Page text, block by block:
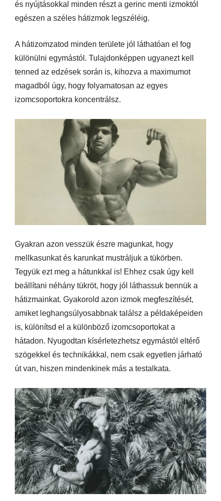
és nyújtásokkal minden részt a gerinc menti izmoktól
egészen a széles hátizmok legszéléig.
A hátizomzatod minden területe jól láthatóan el fog
különülni egymástól. Tulajdonképpen ugyanezt kell
tenned az edzések során is, kihozva a maximumot
magadból úgy, hogy folyamatosan az egyes
izomcsoportokra koncentrálsz.
Gyakran azon vesszük észre magunkat, hogy
mellkasunkat és karunkat mustráljuk a tükörben.
Tegyük ezt meg a hátunkkal is! Ehhez csak úgy kell
beállítani néhány tükröt, hogy jól láthassuk bennük a
hátizmainkat. Gyakorold azon izmok megfeszítését,
amiket leghangsúlyosabbnak találsz a példaképeiden
is, különítsd el a különböző izomcsoportokat a
hátadon. Nyugodtan kísérletezhetsz egymástól eltérő
szögekkel és technikákkal, nem csak egyetlen járható
út van, hiszen mindenkinek más a testalkata.